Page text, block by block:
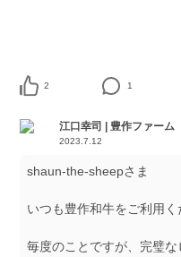
2 1
江口幸司 | 豊作ファーム
2023.7.12
shaun-the-sheepさま
いつも豊作和牛をご利用
毎度のことですが、完璧